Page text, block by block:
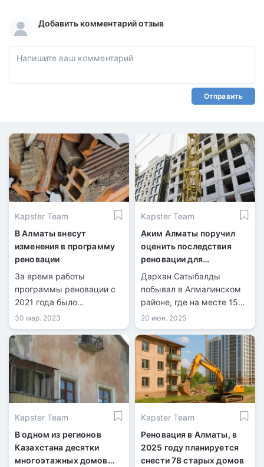
Добавить комментарий отзыв
Отправить
Kapster Team
В Алматы внесут
изменения в программу
реновации
За время работы
программы реновации с
2021 года было
запланировано снести
около 1,5 тыс. ветхих
жилых домов, но темпы
переселения идут
медленно из-за нехватки
инвесторов.
30 мар. 2023
Kapster Team
Аким Алматы поручил
оценить последствия
реновации для
инфраструктуры
Дархан Сатыбалды
побывал в Алмалинском
районе, где на месте 15
ветхих домов построили
новые многоэтажки. С
увеличением числа
жителей аким поручил
пересмотреть расчёты по
нагрузке на инженерные
сети и соцобъекты.
20 июн. 2025
Kapster Team
В одном из регионов
Казахстана десятки
многоэтажных домов
Kapster Team
Реновация в Алматы, в
2025 году планируется
снести 78 старых домов